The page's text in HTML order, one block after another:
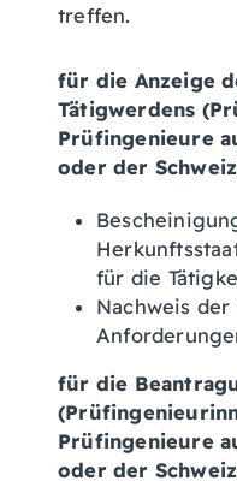
treffen.
für die Anzeige
Tätigwerdens
Prüfingenieure
oder der
für die
Nachweis
für die
Prüfingenieure
oder der